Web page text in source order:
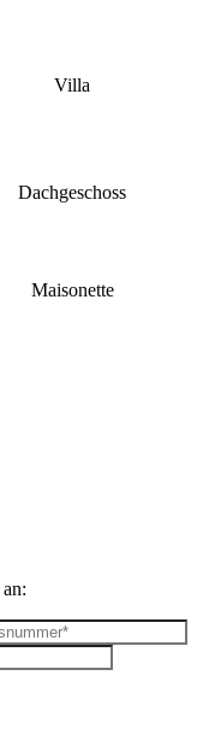
Villa
Dachgeschoss
Maisonette